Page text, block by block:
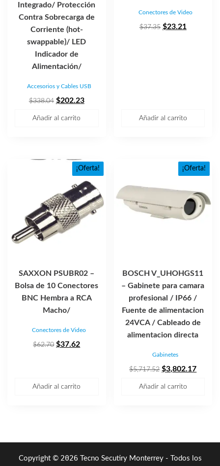
Integrado/ Protección
Contra Sobrecarga de
Corriente (hot-
swappable)/ LED
Indicador de
Alimentación/
Accesorios y Cables USB
$338.04 El
$202.23El
Añadir al carrito
Conectores de Video
$37.35 El
$23.21
Añadir al carrito
¡Oferta!
SAXXON PSUBR02 –
Bolsa de 10 Conectores
BNC Hembra a RCA
Macho/
Conectores de Video
$62.70 El
$37.62El
Añadir al carrito
¡Oferta!
BOSCH V_UHOHGS11
– Gabinete para camara
profesional / IP66 /
Fuente de alimentacion
24VCA / Cableado de
alimentacion directa
Gabinetes
$5,717.52 El
$3,802.17El
Añadir al carrito
Copyright © 2026 Tecno Secutiry Monterrey - Todos los